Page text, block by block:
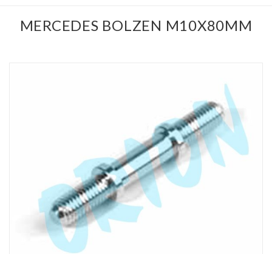
MERCEDES BOLZEN M10X80MM